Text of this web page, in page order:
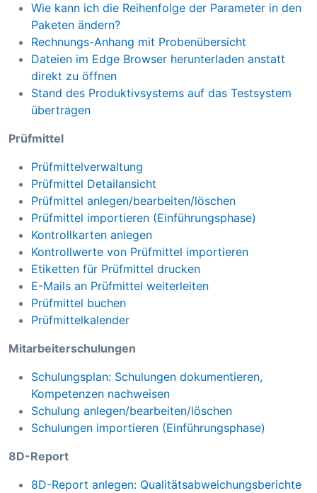
Wie kann ich die Reihenfolge der Parameter in den
Paketen ändern?
Rechnungs-Anhang mit Probenübersicht
Dateien im Edge Browser herunterladen anstatt
direkt zu öffnen
Stand des Produktivsystems auf das Testsystem
übertragen
Prüfmittel
Prüfmittelverwaltung
Prüfmittel Detailansicht
Prüfmittel anlegen/bearbeiten/löschen
Prüfmittel importieren (Einführungsphase)
Kontrollkarten anlegen
Kontrollwerte von Prüfmittel importieren
Etiketten für Prüfmittel drucken
E-Mails an Prüfmittel weiterleiten
Prüfmittel buchen
Prüfmittelkalender
Mitarbeiterschulungen
Schulungsplan: Schulungen dokumentieren,
Kompetenzen nachweisen
Schulung anlegen/bearbeiten/löschen
Schulungen importieren (Einführungsphase)
8D-Report
8D-Report anlegen: Qualitätsabweichungsberichte